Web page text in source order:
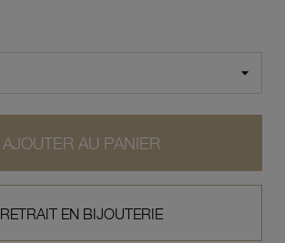
AJOUTER AU PANIER
RETRAIT EN BIJOUTERIE